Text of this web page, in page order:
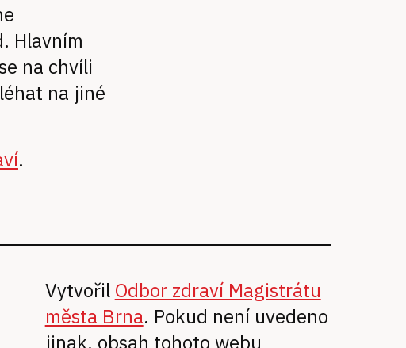
Hlavním
na chvíli
na jiné
.
Vytvořil Odbor zdraví Magistrátu
města Brna. Pokud není uvedeno
jinak, obsah tohoto webu